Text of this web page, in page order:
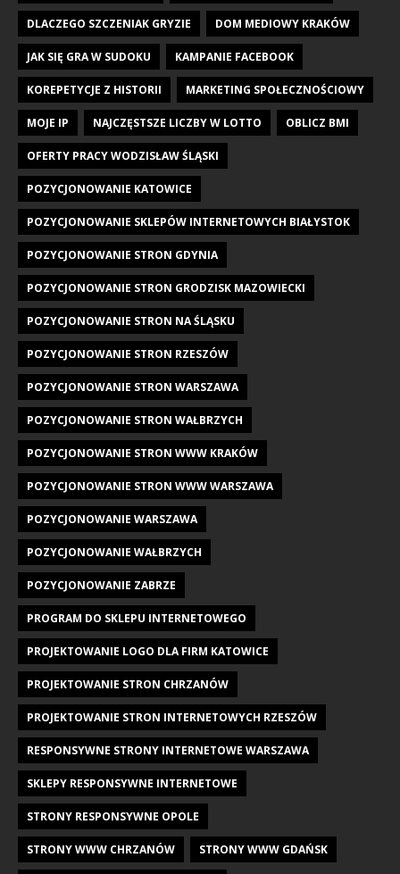
DLACZEGO SZCZENIAK GRYZIE DOM MEDIOWY KRAKÓW
JAK SIĘ GRA W SUDOKU KAMPANIE FACEBOOK
KOREPETYCJE Z HISTORII MARKETING SPOŁECZNOŚCIOWY
MOJE IP NAJCZĘSTSZE LICZBY W LOTTO OBLICZ BMI
OFERTY PRACY WODZISŁAW ŚLĄSKI
POZYCJONOWANIE KATOWICE
POZYCJONOWANIE SKLEPÓW INTERNETOWYCH BIAŁYSTOK
POZYCJONOWANIE STRON GDYNIA
POZYCJONOWANIE STRON GRODZISK MAZOWIECKI
POZYCJONOWANIE STRON NA ŚLĄSKU
POZYCJONOWANIE STRON RZESZÓW
POZYCJONOWANIE STRON WARSZAWA
POZYCJONOWANIE STRON WAŁBRZYCH
POZYCJONOWANIE STRON WWW KRAKÓW
POZYCJONOWANIE STRON WWW WARSZAWA
POZYCJONOWANIE WARSZAWA
POZYCJONOWANIE WAŁBRZYCH
POZYCJONOWANIE ZABRZE
PROGRAM DO SKLEPU INTERNETOWEGO
PROJEKTOWANIE LOGO DLA FIRM KATOWICE
PROJEKTOWANIE STRON CHRZANÓW
PROJEKTOWANIE STRON INTERNETOWYCH RZESZÓW
RESPONSYWNE STRONY INTERNETOWE WARSZAWA
SKLEPY RESPONSYWNE INTERNETOWE
STRONY RESPONSYWNE OPOLE
STRONY WWW CHRZANÓW STRONY WWW GDAŃSK